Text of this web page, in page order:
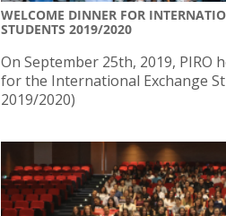
WELCOME DINNER FOR
STUDENTS 2019/2020
On September 25th, 2019, PIRO
for the International Exchange
2019/2020)